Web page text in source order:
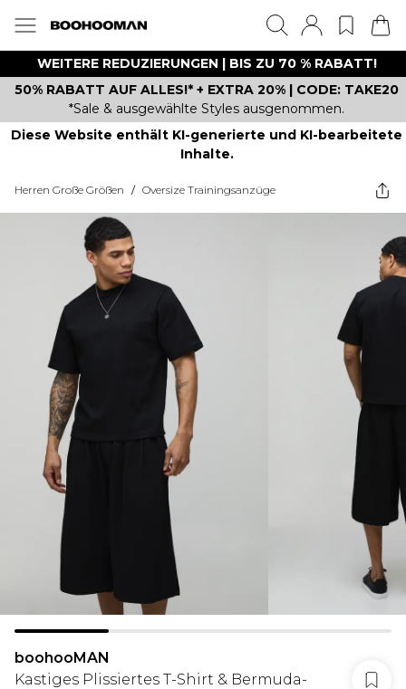
WEITERE REDUZIERUNGEN | BIS ZU 70 % RABATT!
50% RABATT AUF ALLES!* + EXTRA 20% | CODE: TAKE20
*Sale & ausgewählte Styles ausgenommen.
Diese Website enthält KI-generierte und KI-bearbeitete
Inhalte.
Herren Große Größen / Oversize Trainingsanzüge
boohooMAN
Kastiges Plissiertes T-Shirt & Bermuda-